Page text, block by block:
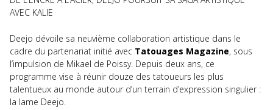
AVEC KALIE
Deejo dévoile sa neuvième collaboration artistique dans le
cadre du partenariat initié avec Tatouages Magazine, sous
l’impulsion de Mikael de Poissy. Depuis deux ans, ce
programme vise à réunir douze des tatoueurs les plus
talentueux au monde autour d’un terrain d’expression singulier :
la lame Deejo.